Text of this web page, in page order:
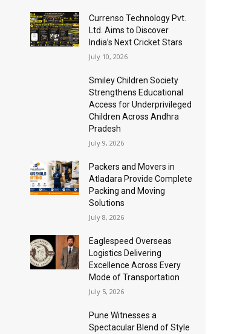
Currenso Technology Pvt.
Ltd. Aims to Discover
India’s Next Cricket Stars
July 10, 2026
Smiley Children Society
Strengthens Educational
Access for Underprivileged
Children Across Andhra
Pradesh
July 9, 2026
Packers and Movers in
Atladara Provide Complete
Packing and Moving
Solutions
July 8, 2026
Eaglespeed Overseas
Logistics Delivering
Excellence Across Every
Mode of Transportation
July 5, 2026
Pune Witnesses a
Spectacular Blend of Style